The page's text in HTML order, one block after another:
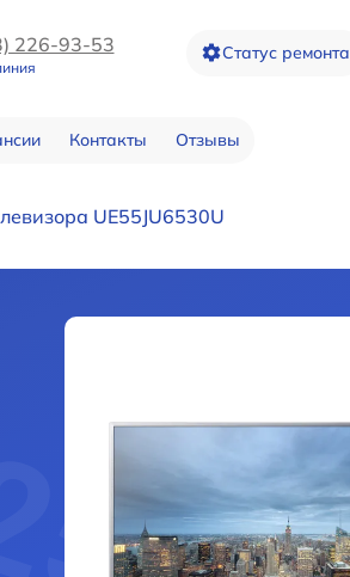
226-93-53 Статус ремонта
Контакты Отзывы
UE55JU6530U